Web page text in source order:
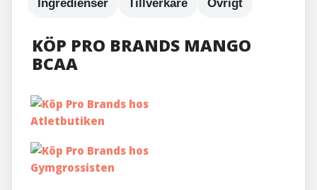
Ingredienser Tillverkare Övrigt
KÖP PRO BRANDS MANGO
BCAA